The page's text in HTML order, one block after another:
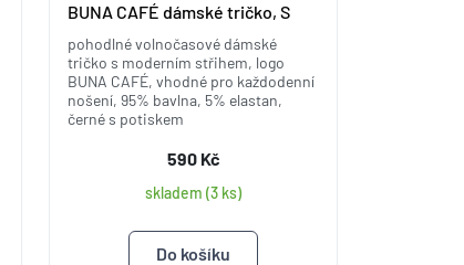
BUNA CAFÉ dámské tričko, S
pohodlné volnočasové dámské
tričko s moderním střihem, logo
BUNA CAFÉ, vhodné pro každodenní
nošení, 95% bavlna, 5% elastan,
černé s potiskem
590 Kč
skladem (3 ks)